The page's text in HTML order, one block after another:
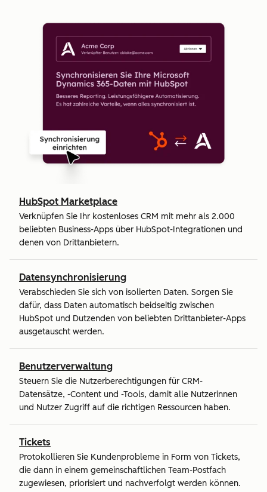
HubSpot Marketplace
Verknüpfen Sie Ihr kostenloses CRM mit mehr als 2.000
beliebten Business-Apps über HubSpot-Integrationen und
denen von Drittanbietern.
Datensynchronisierung
Verabschieden Sie sich von isolierten Daten. Sorgen Sie
dafür, dass Daten automatisch beidseitig zwischen
HubSpot und Dutzenden von beliebten Drittanbieter-Apps
ausgetauscht werden.
Benutzerverwaltung
Steuern Sie die Nutzerberechtigungen für CRM-
Datensätze, -Content und -Tools, damit alle Nutzerinnen
und Nutzer Zugriff auf die richtigen Ressourcen haben.
Tickets
Protokollieren Sie Kundenprobleme in Form von Tickets,
die dann in einem gemeinschaftlichen Team-Postfach
zugewiesen, priorisiert und nachverfolgt werden können.